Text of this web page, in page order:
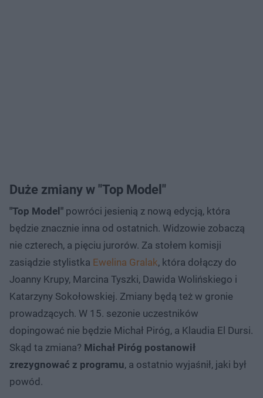
Duże zmiany w "Top Model"
"Top Model" powróci jesienią z nową edycją, która
będzie znacznie inna od ostatnich. Widzowie zobaczą
nie czterech, a pięciu jurorów. Za stołem komisji
zasiądzie stylistka Ewelina Gralak, która dołączy do
Joanny Krupy, Marcina Tyszki, Dawida Wolińskiego i
Katarzyny Sokołowskiej. Zmiany będą też w gronie
prowadzących. W 15. sezonie uczestników
dopingować nie będzie Michał Piróg, a Klaudia El Dursi.
Skąd ta zmiana? Michał Piróg postanowił
zrezygnować z programu, a ostatnio wyjaśnił, jaki był
powód.